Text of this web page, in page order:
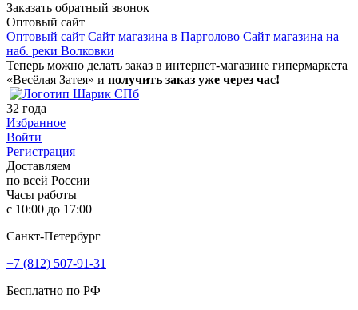
Заказать обратный звонок
Оптовый сайт
Оптовый сайт Сайт магазина в Парголово Сайт магазина на
наб. реки Волковки
Теперь можно делать заказ в интернет-магазине гипермаркета
«Весёлая Затея» и получить заказ уже через час!
32 года
Избранное
Войти
Регистрация
Доставляем
по всей России
Часы работы
с 10:00 до 17:00
Санкт-Петербург
+7 (812) 507-91-31
Бесплатно по РФ